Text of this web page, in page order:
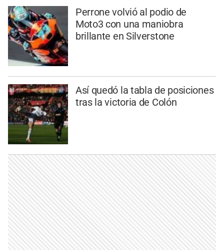
Perrone volvió al podio de
Moto3 con una maniobra
brillante en Silverstone
Así quedó la tabla de posiciones
tras la victoria de Colón